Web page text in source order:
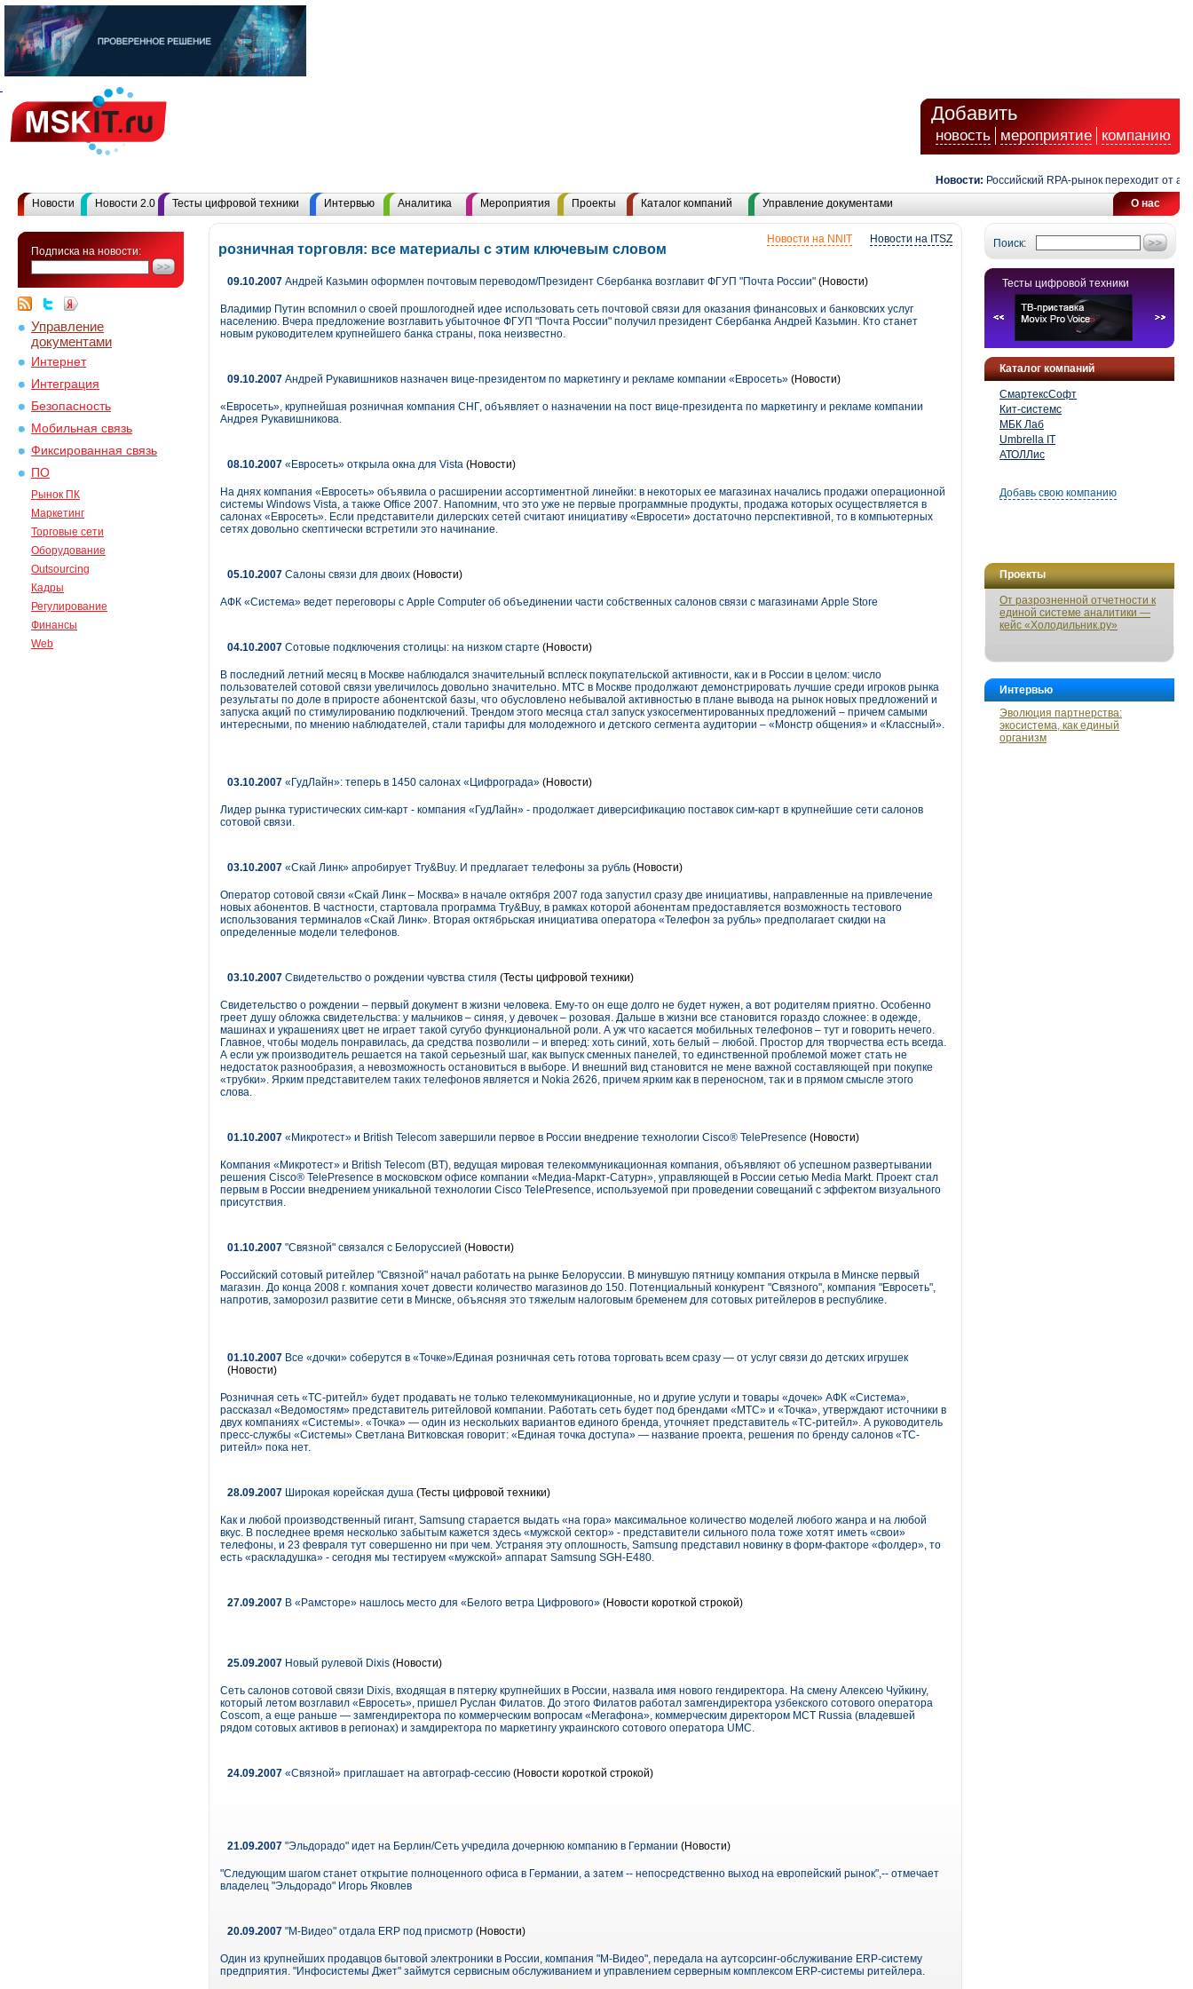
Добавить
новость мероприятие компанию
Новости: Российский RPA-рынок переходит от
О нас
Новости Новости 2.0 Тесты цифровой техники Интервью Аналитика Мероприятия Проекты Каталог компаний Управление документами
Подписка на новости:
Управление
документами
Интернет
Интеграция
Безопасность
Мобильная связь
Фиксированная связь
ПО
Рынок ПК
Маркетинг
Торговые сети
Оборудование
Outsourcing
Кадры
Регулирование
Финансы
Web
Поиск:
Тесты цифровой техники
Каталог компаний
СмартексСофт
Кит-системс
МБК Лаб
Umbrella IT
АТОЛЛис
Добавь свою компанию
Проекты
От разрозненной отчетности к
единой системе аналитики —
кейс «Холодильник.ру»
Интервью
Эволюция партнерства:
экосистема, как единый
организм
Новости на ITSZ
Новости на NNIT
розничная торговля: все материалы с этим ключевым словом
09.10.2007 Андрей Казьмин оформлен почтовым переводом/Президент Сбербанка возглавит ФГУП "Почта России" (Новости)
Владимир Путин вспомнил о своей прошлогодней идее использовать сеть почтовой связи для оказания финансовых и банковских услуг
населению. Вчера предложение возглавить убыточное ФГУП "Почта России" получил президент Сбербанка Андрей Казьмин. Кто станет
новым руководителем крупнейшего банка страны, пока неизвестно.
09.10.2007 Андрей Рукавишников назначен вице-президентом по маркетингу и рекламе компании «Евросеть» (Новости)
«Евросеть», крупнейшая розничная компания СНГ, объявляет о назначении на пост вице-президента по маркетингу и рекламе компании
Андрея Рукавишникова.
08.10.2007 «Евросеть» открыла окна для Vista (Новости)
На днях компания «Евросеть» объявила о расширении ассортиментной линейки: в некоторых ее магазинах начались продажи операционной
системы Windows Vista, а также Office 2007. Напомним, что это уже не первые программные продукты, продажа которых осуществляется в
салонах «Евросеть». Если представители дилерских сетей считают инициативу «Евросети» достаточно перспективной, то в компьютерных
сетях довольно скептически встретили это начинание.
05.10.2007 Салоны связи для двоих (Новости)
АФК «Система» ведет переговоры с Apple Computer об объединении части собственных салонов связи с магазинами Apple Store
04.10.2007 Сотовые подключения столицы: на низком старте (Новости)
В последний летний месяц в Москве наблюдался значительный всплеск покупательской активности, как и в России в целом: число
пользователей сотовой связи увеличилось довольно значительно. МТС в Москве продолжают демонстрировать лучшие среди игроков рынка
результаты по доле в приросте абонентской базы, что обусловлено небывалой активностью в плане вывода на рынок новых предложений и
запуска акций по стимулированию подключений. Трендом этого месяца стал запуск узкосегментированных предложений – причем самыми
интересными, по мнению наблюдателей, стали тарифы для молодежного и детского сегмента аудитории – «Монстр общения» и «Классный».
03.10.2007 «ГудЛайн»: теперь в 1450 салонах «Цифрограда» (Новости)
Лидер рынка туристических сим-карт - компания «ГудЛайн» - продолжает диверсификацию поставок сим-карт в крупнейшие сети салонов
сотовой связи.
03.10.2007 «Скай Линк» апробирует Try&Buy. И предлагает телефоны за рубль (Новости)
Оператор сотовой связи «Скай Линк – Москва» в начале октября 2007 года запустил сразу две инициативы, направленные на привлечение
новых абонентов. В частности, стартовала программа Try&Buy, в рамках которой абонентам предоставляется возможность тестового
использования терминалов «Скай Линк». Вторая октябрьская инициатива оператора «Телефон за рубль» предполагает скидки на
определенные модели телефонов.
03.10.2007 Свидетельство о рождении чувства стиля (Тесты цифровой техники)
Свидетельство о рождении – первый документ в жизни человека. Ему-то он еще долго не будет нужен, а вот родителям приятно. Особенно
греет душу обложка свидетельства: у мальчиков – синяя, у девочек – розовая. Дальше в жизни все становится гораздо сложнее: в одежде,
машинах и украшениях цвет не играет такой сугубо функциональной роли. А уж что касается мобильных телефонов – тут и говорить нечего.
Главное, чтобы модель понравилась, да средства позволили – и вперед: хоть синий, хоть белый – любой. Простор для творчества есть всегда.
А если уж производитель решается на такой серьезный шаг, как выпуск сменных панелей, то единственной проблемой может стать не
недостаток разнообразия, а невозможность остановиться в выборе. И внешний вид становится не мене важной составляющей при покупке
«трубки». Ярким представителем таких телефонов является и Nokia 2626, причем ярким как в переносном, так и в прямом смысле этого
слова.
01.10.2007 «Микротест» и British Telecom завершили первое в России внедрение технологии Cisco® TelePresence (Новости)
Компания «Микротест» и British Telecom (BT), ведущая мировая телекоммуникационная компания, объявляют об успешном развертывании
решения Cisco® TelePresence в московском офисе компании «Медиа-Маркт-Сатурн», управляющей в России сетью Media Markt. Проект стал
первым в России внедрением уникальной технологии Cisco TelePresence, используемой при проведении совещаний с эффектом визуального
присутствия.
01.10.2007 "Связной" связался с Белоруссией (Новости)
Российский сотовый ритейлер "Связной" начал работать на рынке Белоруссии. В минувшую пятницу компания открыла в Минске первый
магазин. До конца 2008 г. компания хочет довести количество магазинов до 150. Потенциальный конкурент "Связного", компания "Евросеть",
напротив, заморозил развитие сети в Минске, объясняя это тяжелым налоговым бременем для сотовых ритейлеров в республике.
01.10.2007 Все «дочки» соберутся в «Точке»/Единая розничная сеть готова торговать всем сразу — от услуг связи до детских игрушек
(Новости)
Розничная сеть «ТС-ритейл» будет продавать не только телекоммуникационные, но и другие услуги и товары «дочек» АФК «Система»,
рассказал «Ведомостям» представитель ритейловой компании. Работать сеть будет под брендами «МТС» и «Точка», утверждают источники в
двух компаниях «Системы». «Точка» — один из нескольких вариантов единого бренда, уточняет представитель «ТС-ритейл». А руководитель
пресс-службы «Системы» Светлана Витковская говорит: «Единая точка доступа» — название проекта, решения по бренду салонов «ТС-
ритейл» пока нет.
28.09.2007 Широкая корейская душа (Тесты цифровой техники)
Как и любой производственный гигант, Samsung старается выдать «на гора» максимальное количество моделей любого жанра и на любой
вкус. В последнее время несколько забытым кажется здесь «мужской сектор» - представители сильного пола тоже хотят иметь «свои»
телефоны, и 23 февраля тут совершенно ни при чем. Устраняя эту оплошность, Samsung представил новинку в форм-факторе «фолдер», то
есть «раскладушка» - сегодня мы тестируем «мужской» аппарат Samsung SGH-E480.
27.09.2007 В «Рамсторе» нашлось место для «Белого ветра Цифрового» (Новости короткой строкой)
25.09.2007 Новый рулевой Dixis (Новости)
Сеть салонов сотовой связи Dixis, входящая в пятерку крупнейших в России, назвала имя нового гендиректора. На смену Алексею Чуйкину,
который летом возглавил «Евросеть», пришел Руслан Филатов. До этого Филатов работал замгендиректора узбекского сотового оператора
Coscom, а еще раньше — замгендиректора по коммерческим вопросам «Мегафона», коммерческим директором MCT Russia (владевшей
рядом сотовых активов в регионах) и замдиректора по маркетингу украинского сотового оператора UMC.
24.09.2007 «Связной» приглашает на автограф-сессию (Новости короткой строкой)
21.09.2007 "Эльдорадо" идет на Берлин/Сеть учредила дочернюю компанию в Германии (Новости)
"Следующим шагом станет открытие полноценного офиса в Германии, а затем -- непосредственно выход на европейский рынок",-- отмечает
владелец "Эльдорадо" Игорь Яковлев
20.09.2007 "М-Видео" отдала ERP под присмотр (Новости)
Один из крупнейших продавцов бытовой электроники в России, компания "М-Видео", передала на аутсорсинг-обслуживание ERP-систему
предприятия. "Инфосистемы Джет" займутся сервисным обслуживанием и управлением серверным комплексом ERP-системы ритейлера.